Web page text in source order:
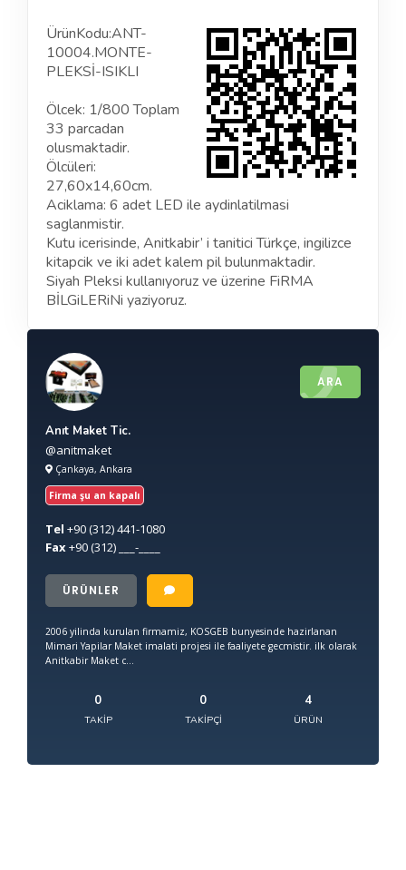
ÜrünKodu:ANT-
10004.MONTE-
PLEKSİ-ISIKLI
Ölcek: 1/800 Toplam
33 parcadan
olusmaktadir.
Ölcüleri:
27,60x14,60cm.
Aciklama: 6 adet LED ile aydinlatilmasi
saglanmistir.
Kutu icerisinde, Anitkabir’ i tanitici Türkçe, ingilizce
kitapcik ve iki adet kalem pil bulunmaktadir.
Siyah Pleksi kullanıyoruz ve üzerine FiRMA
BİLGiLERiNi yaziyoruz.
ARA
Anıt Maket Tic.
@anitmaket
Çankaya, Ankara
Firma şu an kapalı
Tel +90(312) 441-1080
Fax+90(312) ___-____
ÜRÜNLER
2006 yilinda kurulan firmamiz, KOSGEB bunyesinde hazirlanan
Mimari Yapilar Maket imalati projesi ile faaliyete gecmistir. ilk olarak
Anitkabir Maket c...
0
TAKIP
0
TAKIPÇI
4
ÜRÜN